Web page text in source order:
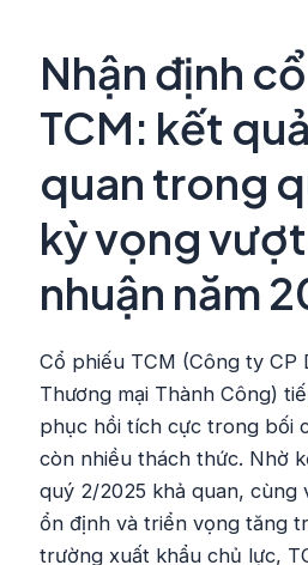
Nhận định
TCM: kết
quan trong
kỳ vọng
nhuận năm
Cổ phiếu TCM (Công ty CP
Thương mại Thành Công)
phục hồi tích cực trong bối
còn nhiều thách thức. Nhờ
quý 2/2025 khả quan, cùng
ổn định và triển vọng tăng
trường xuất khẩu chủ lực,